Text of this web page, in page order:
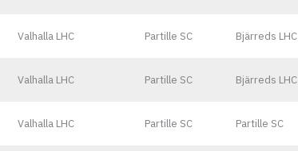
Valhalla LHC Partille SC Bjärreds LHC
Valhalla LHC Partille SC Bjärreds LHC
Valhalla LHC Partille SC Partille SC